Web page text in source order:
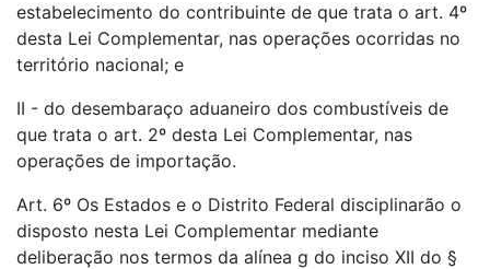
estabelecimento do contribuinte de que trata o art. 4º
desta Lei Complementar, nas operações ocorridas no
território nacional; e
II - do desembaraço aduaneiro dos combustíveis de
que trata o art. 2º desta Lei Complementar, nas
operações de importação.
Art. 6º Os Estados e o Distrito Federal disciplinarão o
disposto nesta Lei Complementar mediante
deliberação nos termos da alínea g do inciso XII do §